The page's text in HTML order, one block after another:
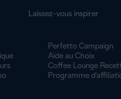
Laissez-vous inspirer
Perfetto Campaign
Aide au Choix
Coffee Lounge
Programme